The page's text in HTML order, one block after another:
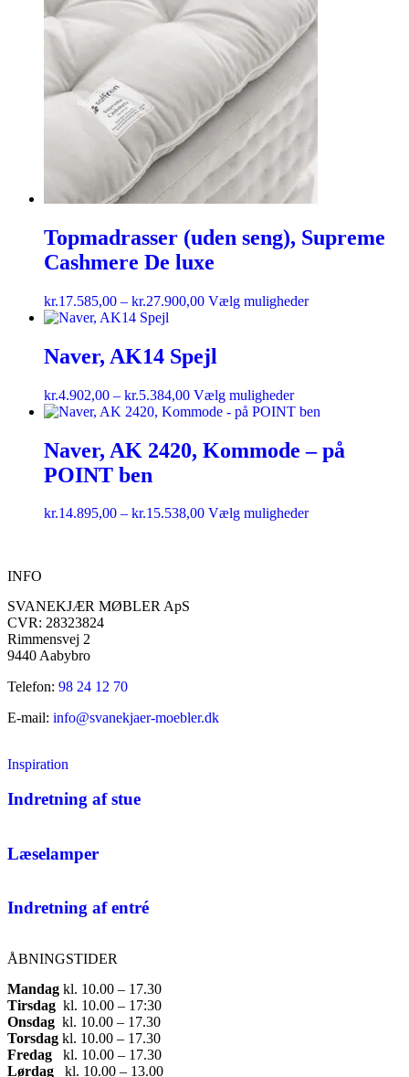
Topmadrasser (uden seng), Supreme
Cashmere De luxe
kr.17.585,00 – kr.27.900,00 Vælg muligheder
Naver, AK14 Spejl
kr.4.902,00 – kr.5.384,00 Vælg muligheder
Naver, AK 2420, Kommode – på
POINT ben
kr.14.895,00 – kr.15.538,00 Vælg muligheder
INFO
SVANEKJÆR MØBLER ApS
CVR: 28323824
Rimmensvej 2
9440 Aabybro
Telefon: 98 24 12 70
E-mail: info@svanekjaer-moebler.dk
Inspiration
Indretning af stue
Læselamper
Indretning af entré
ÅBNINGSTIDER
Mandag ​ kl. 10.00 – 17.30​
Tirsdag ​ kl. 10.00 – 17:30​
Onsdag ​ kl. 10.00 – 17.30​
Torsdag ​ kl. 10.00 – 17.30​
Fredag ​ kl. 10.00 – 17.30​
Lørdag ​ kl. 10.00 – 13.00